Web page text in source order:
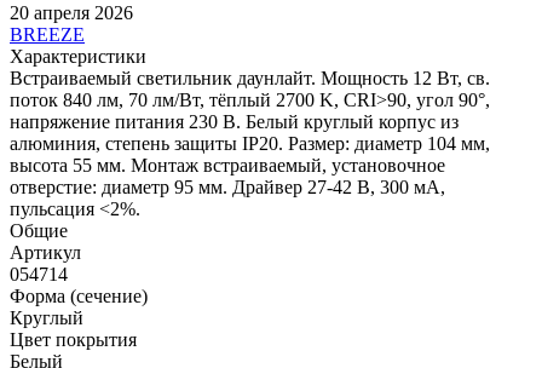
20 апреля 2026
BREEZE
Характеристики
Встраиваемый светильник даунлайт. Мощность 12 Вт, св.
поток 840 лм, 70 лм/Вт, тёплый 2700 K, CRI>90, угол 90°,
напряжение питания 230 В. Белый круглый корпус из
алюминия, степень защиты IP20. Размер: диаметр 104 мм,
высота 55 мм. Монтаж встраиваемый, установочное
отверстие: диаметр 95 мм. Драйвер 27-42 В, 300 мА,
пульсация <2%.
Общие
Артикул
054714
Форма (сечение)
Круглый
Цвет покрытия
Белый